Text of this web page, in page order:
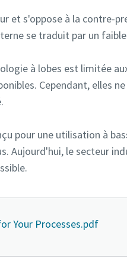
et s'oppose à la contre-
se traduit par un
à lobes est limitée
Cependant, elles
pour une utilisation à
Aujourd'hui, le secteur
Your Processes.pdf